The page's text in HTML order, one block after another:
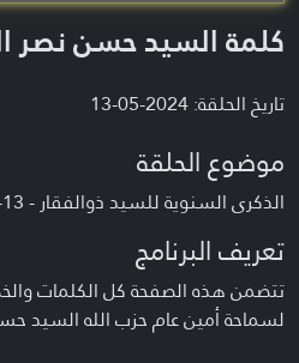
كلمة السيد حسن نصر
تاريخ الحلقة: 2024-05-13
موضوع الحلقة
الذكرى السنوية للسيد ذوالفقار - 13-05-2024
تعريف البرنامج
تتضمن هذه الصفحة كل الكلمات
لسماحة أمين عام حزب الله السيد